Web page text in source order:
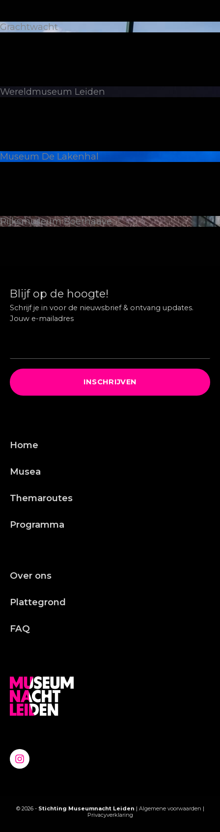
Grachtwacht
Wereldmuseum Leiden
Museum De Lakenhal
Rijksmuseum Boerhaave
Blijf op de hoogte!
Schrijf je in voor de nieuwsbrief & ontvang updates.
Jouw e-mailadres
INSCHRIJVEN
Home
Musea
Themaroutes
Programma
Over ons
Plattegrond
FAQ
© 2026 - Stichting Museumnacht Leiden | Algemene voorwaarden |
Privacyverklaring